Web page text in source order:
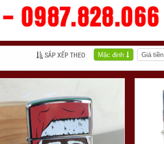
SẮP XẾP THEO Mặc định Giá tiền